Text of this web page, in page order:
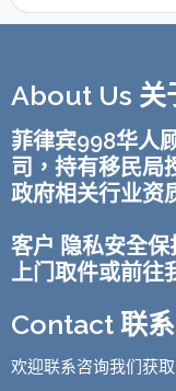
About Us 关
菲律宾998华人
司，持有移民局
政府相关行业资
客户 隐私安全
上门取件或前往
Contact 联
欢迎联系咨询我们获